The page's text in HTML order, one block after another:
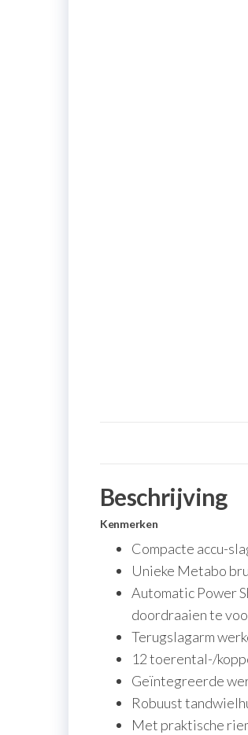
Beschrijving
Kenmerken
Compacte accu-
Unieke Metabo
Automatic Power
doordraaien te
Terugslagarm
12 toerental-/
Geïntegreerde
Robuust
Met praktische